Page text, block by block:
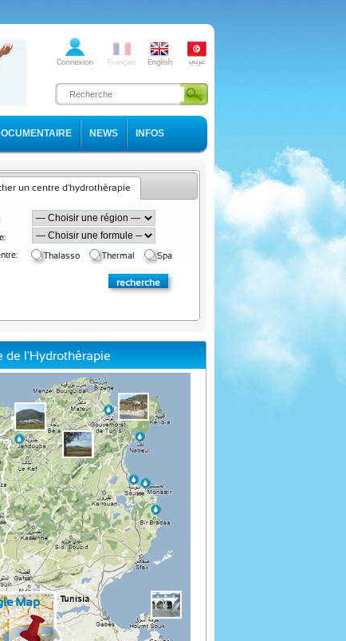
NEWS INFOS
un centre d'hydrothérapie
Thalasso Thermal Spa
de l'Hydrothérapie